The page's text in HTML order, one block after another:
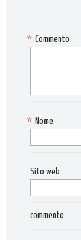
Commento
*
Nome
*
Sito web
commento.